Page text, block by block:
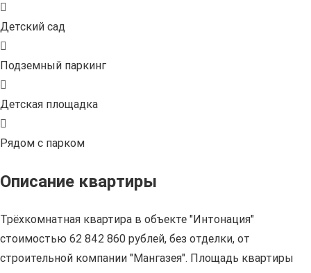
Детский сад
Подземный паркинг
Детская площадка
Рядом с парком
Описание квартиры
Трёхкомнатная квартира в объекте "Интонация"
стоимостью 62 842 860 рублей, без отделки, от
строительной компании "Мангазея". Площадь квартиры